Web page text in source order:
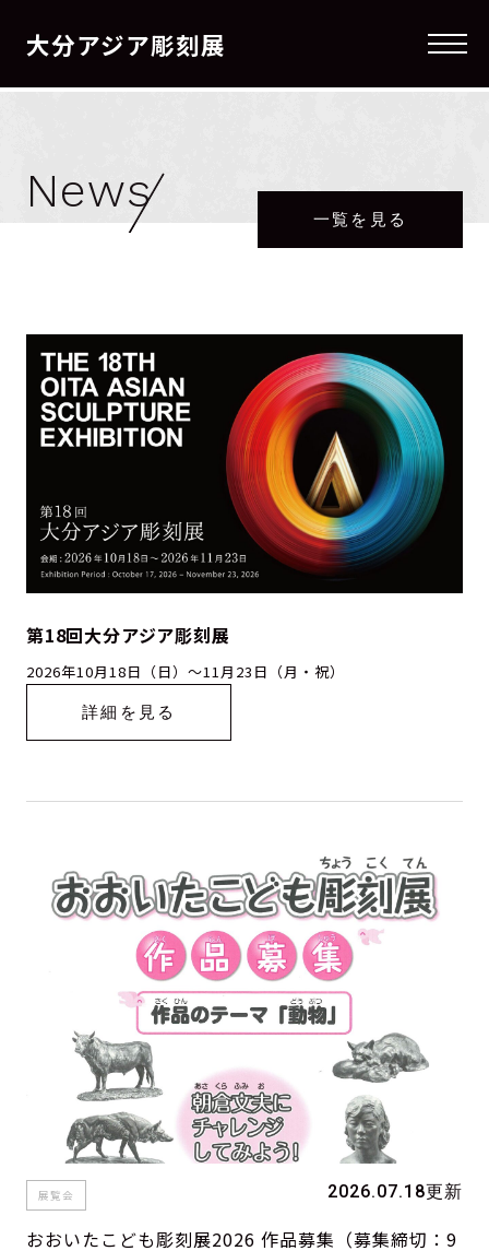
大分アジア彫刻展 メニ
News
一覧を見る
第18回大分アジア彫刻展
2026年10月18日（日）～11月23日（月・祝）
詳細を見る
展覧会 2026.07.18更新
おおいたこども彫刻展2026 作品募集（募集締切：9